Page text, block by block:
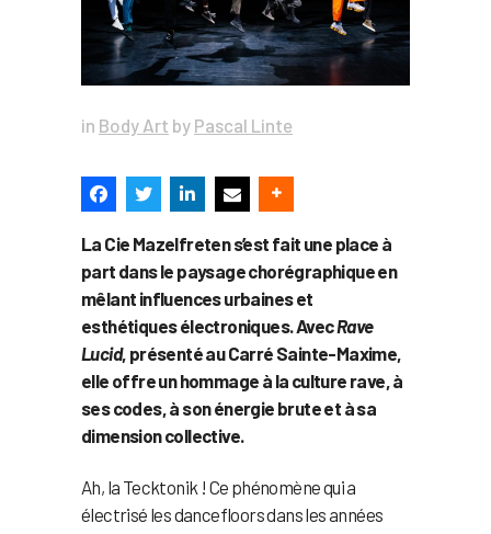
in Body Art by Pascal Linte
La Cie Mazelfreten s’est fait une place à
part dans le paysage chorégraphique en
mêlant influences urbaines et
esthétiques électroniques. AvecRave
Lucid, présenté au Carré Sainte-Maxime,
elle offre un hommage à la culture rave, à
ses codes, à son énergie brute et à sa
dimension collective.
Ah, la Tecktonik ! Ce phénomène qui a
électrisé les dancefloors dans les années